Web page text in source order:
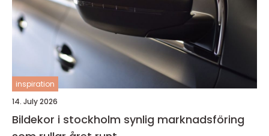
inspiration
14. July 2026
Bildekor i stockholm synlig marknadsföring